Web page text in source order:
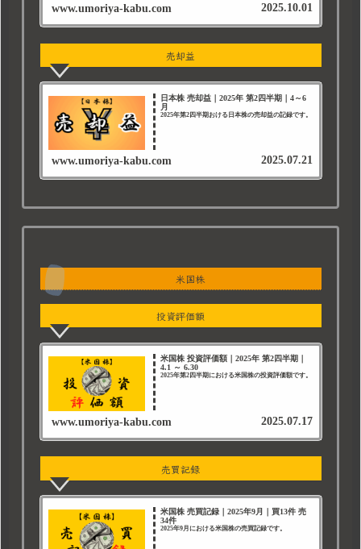
www.umoriya-kabu.com 2025.10.01
売却益
日本株 売却益｜2025年 第2四半期｜4～6
月
2025年第2四半期おける日本株の売却益の記録です。
www.umoriya-kabu.com 2025.07.21
米国株
投資評価額
米国株 投資評価額｜2025年 第2四半期｜
4.1 ～ 6.30
2025年第2四半期における米国株の投資評価額です。
www.umoriya-kabu.com 2025.07.17
売買記録
米国株 売買記録｜2025年9月｜買13件 売
34件
2025年9月における米国株の売買記録です。